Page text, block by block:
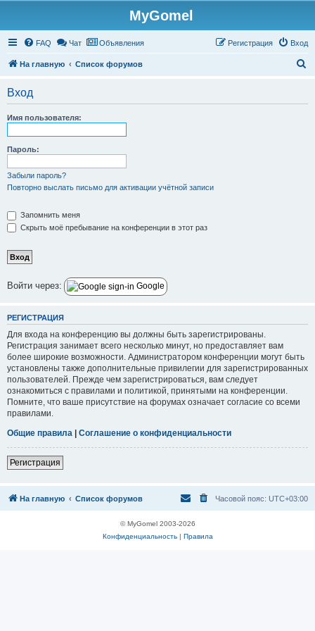
MyGomel
FAQ Чат Объявления Вход
Регистрация
На главную Список форумов
Вход
Имя пользователя:
Пароль:
Забыли пароль?
Повторно выслать письмо для активации учётной записи
Запомнить меня
Скрыть моё пребывание на конференции в этот раз
Войти через: Google
РЕГИСТРАЦИЯ
Для входа на конференцию вы должны быть зарегистрированы.
Регистрация занимает всего несколько минут, но предоставляет вам
более широкие возможности. Администратором конференции могут быть
установлены также дополнительные привилегии для зарегистрированных
пользователей. Прежде чем зарегистрироваться, вам следует
ознакомиться с правилами и политикой, принятыми на конференции.
Помните, что ваше присутствие на форумах означает согласие со всеми
правилами.
Общие правила | Соглашение о конфиденциальности
Регистрация
На главную Список форумов Часовой пояс: UTC+03:00
© MyGomel 2003-2026
Конфиденциальность| Правила